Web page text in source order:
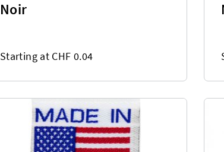
Noir
Starting at CHF 0.04